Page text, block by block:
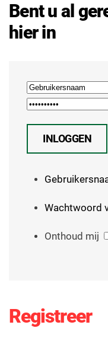
Bent u al
hier in
INLOGGEN
Wachtwoord
Onthoud mij
Registreer